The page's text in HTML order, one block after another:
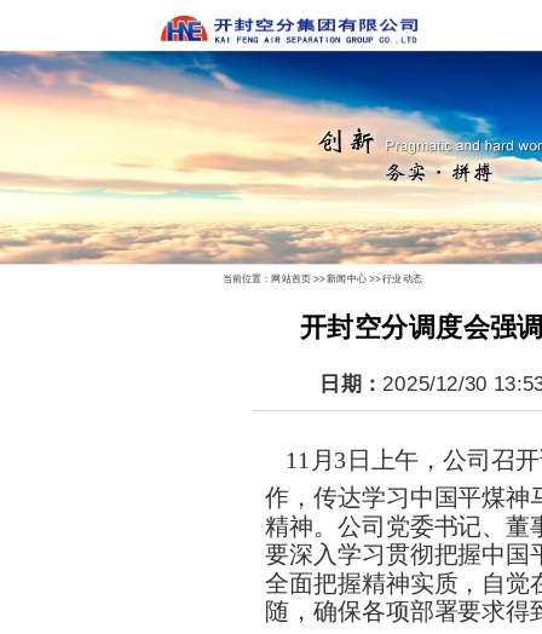
当前位置：网站首页 >>新闻中心>>行业动态
开封空分调度会强
日期： 2025/12/30
11月3日上午，公司召
作，传达学习中国平煤神
精神。公司党委书记、董
要深入学习贯彻把握中国
全面把握精神实质，自觉
随，确保各项部署要求得